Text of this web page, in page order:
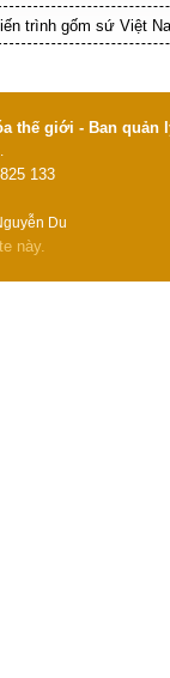
trình gốm sứ Việt
thế giới - Ban
133
Du
này.